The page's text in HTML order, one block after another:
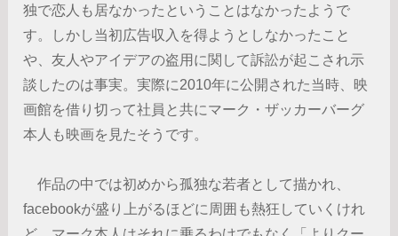
独で恋人も居なかったということはなかったようで
す。しかし当初広告収入を得ようとしなかったこと
や、友人やアイデアの盗用に関して訴訟が起こされ示
談したのは事実。実際に2010年に公開された当時、映
画館を借り切って社員と共にマーク・ザッカーバーグ
本人も映画を見たそうです。
作品の中では初めから孤独な若者として描かれ、
facebookが盛り上がるほどに周囲も熱狂していくけれ